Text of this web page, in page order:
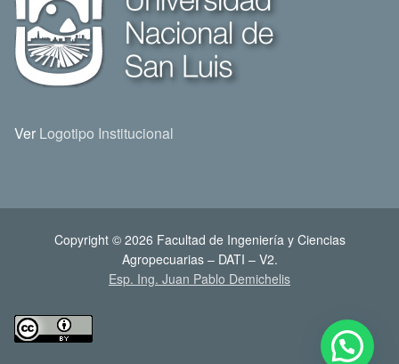
Ver Logotipo Institucional
Copyright © 2026 Facultad de Ingeniería y Ciencias
Agropecuarias – DATI – V2.
Esp. Ing. Juan Pablo Demichelis